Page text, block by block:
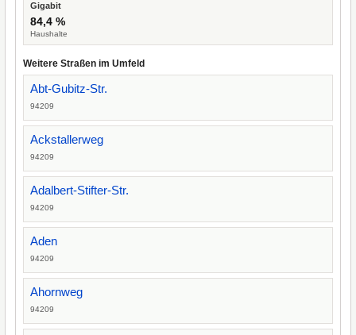
Gigabit
84,4 %
Haushalte
Weitere Straßen im Umfeld
Abt-Gubitz-Str.
94209
Ackstallerweg
94209
Adalbert-Stifter-Str.
94209
Aden
94209
Ahornweg
94209